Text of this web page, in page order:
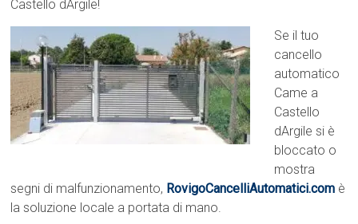
Castello dArgile!
Se il tuo
cancello
automatico
Came a
Castello
dArgile si è
bloccato o
mostra
segni di malfunzionamento, RovigoCancelliAutomatici.com è
la soluzione locale a portata di mano.